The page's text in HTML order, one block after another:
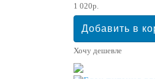
1 020р.
Хочу дешевле